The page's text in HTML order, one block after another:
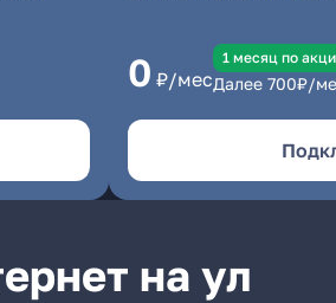
0 ₽/мес
1 месяц по
Далее 700₽/
на ул